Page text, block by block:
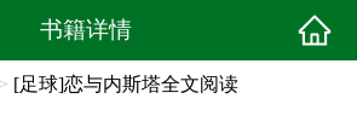
书籍详情
> [足球]恋与内斯塔全文阅读